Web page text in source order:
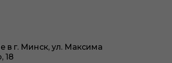
в г. Минск, ул. Максима
18